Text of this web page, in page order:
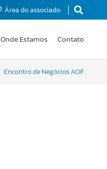
Área do associado
Onde Estamos Contato
Encontro de Negócios ACIF